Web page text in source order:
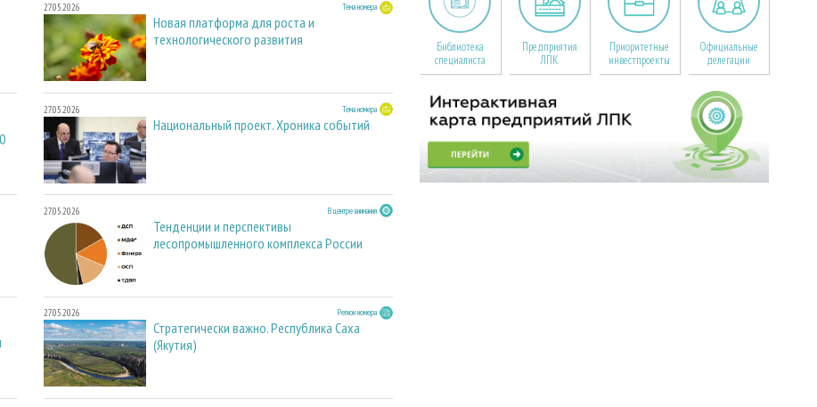
27.05.2026 Тема номера
Новая платформа для роста и
технологического развития
27.05.2026 Тема номера
Национальный проект. Хроника событий
27.05.2026 В центре внимания
Тенденции и перспективы
лесопромышленного комплекса России
27.05.2026 Регион номера
Стратегически важно. Республика Саха
(Якутия)
Библиотека
специалиста
Предприятия
ЛПК
Приоритетные
инвестпроекты
Официальные
делегации